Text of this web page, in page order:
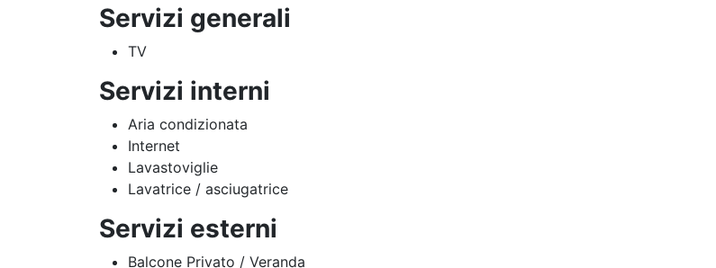
Servizi generali
TV
Servizi interni
Aria condizionata
Internet
Lavastoviglie
Lavatrice / asciugatrice
Servizi esterni
Balcone Privato / Veranda